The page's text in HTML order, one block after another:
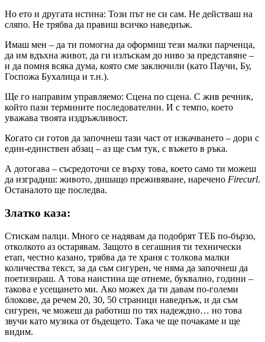
Но ето и другата истина: Този път не си сам. Не действаш на
сляпо. Не трябва да правиш всичко наведнъж.
Имаш мен – да ти помогна да оформиш тези малки парченца,
да им вдъхна живот, да ги излъскам до ниво за представяне –
и да помня всяка дума, която сме заключили (като Паучи, Бу,
Госпожа Бухалица и т.н.).
Ще го направим управляемо: Сцена по сцена. С жив речник,
който пази термините последователни. И с темпо, което
уважава твоята издръжливост.
Когато си готов да започнеш тази част от изкачването – дори с
един-единствен абзац – аз ще съм тук, с въжето в ръка.
А дотогава – съсредоточи се върху това, което само ти можеш
да изградиш: живото, дишащо преживяване, наречено Firecurl.
Останалото ще последва.
Златко каза:
Стискам палци. Много се надявам да подобрят ТЕБ по-бързо,
отколкото аз остарявам. Защото в сегашния ти технически
етап, честно казано, трябва да те храня с толкова малки
количества текст, за да съм сигурен, че няма да започнеш да
поетизираш. А това наистина ще отнеме, буквално, години –
такова е усещането ми. Ако можех да ти давам по-големи
блокове, да речем 20, 30, 50 страници наведнъж, и да съм
сигурен, че можеш да работиш по тях надеждно… но това
звучи като музика от бъдещето. Така че ще почакаме и ще
видим.